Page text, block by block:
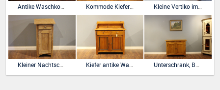
Kommode Kiefer natur antik ,zwei Schubladen und zwei Türen
Kleiner Nachtschrank Kiefer antik Kiefer antike Waschkommode, Waschtisch Unterschrank, Buffet Anrichte, Biedermeier